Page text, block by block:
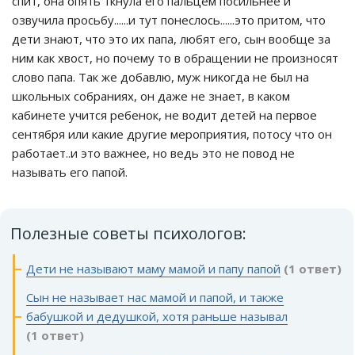
озвучила просьбу......и тут понеслось......это притом, что
дети знают, что это их папа, любят его, сын вообще за
ним как хвост, но почему то в обращении не произносят
слово папа. Так же добавлю, муж никогда не был на
школьных собраниях, он даже не знает, в каком
кабинете учится ребенок, не водит детей на первое
сентября или какие другие мероприятия, потосу что он
работает..и это важнее, но ведь это не повод не
называть его папой.
Полезные советы психологов:
Дети не называют маму мамой и папу папой (1 ответ)
Сын не называет нас мамой и папой, и также
бабушкой и дедушкой, хотя раньше называл
(1 ответ)